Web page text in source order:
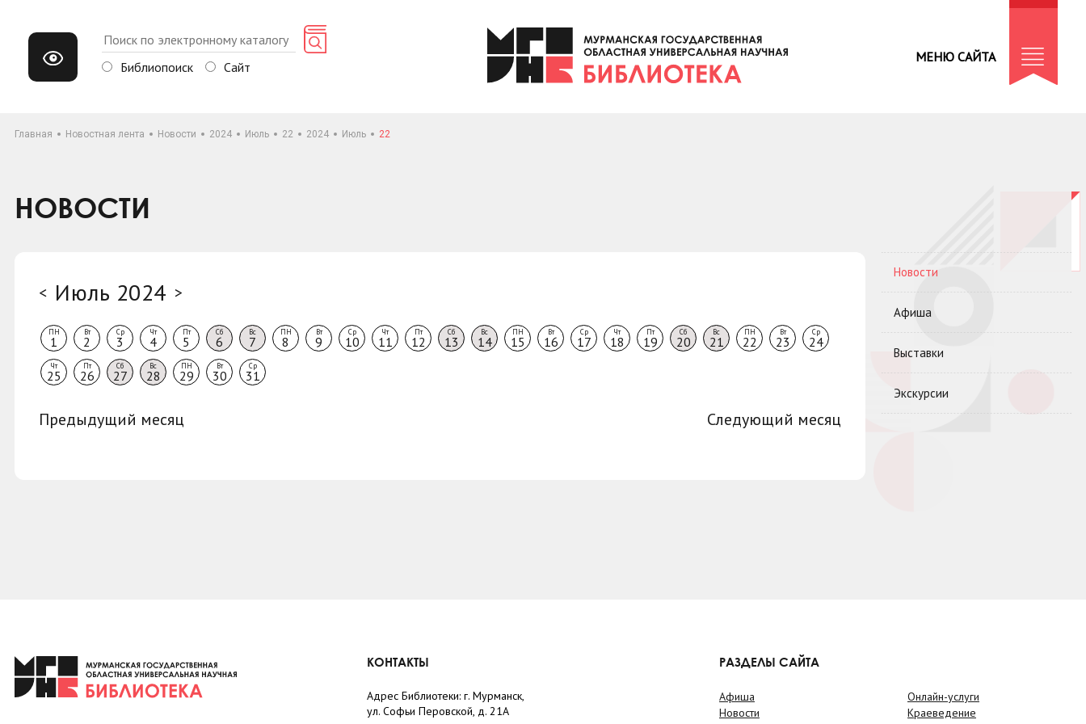
Библиопоиск Сайт
МЕНЮ САЙТА
Главная Новостная лента Новости 2024 Июль 22 2024 Июль 22
НОВОСТИ
< Июль 2024 >
ПН
1
Вт
2
Ср
3
Чт
4
Пт
5
Сб
6
Вс
7
ПН
8
Вт
9
Ср
10
Чт
11
Пт
12
Сб
13
Вс
14
ПН
15
Вт
16
Ср
17
Чт
18
Пт
19
Сб
20
Вс
21
ПН
22
Вт
23
Ср
24
Чт
25
Пт
26
Сб
27
Вс
28
ПН
29
Вт
30
Ср
31
Предыдущий месяц Следующий месяц
Новости
Афиша
Выставки
Экскурсии
КОНТАКТЫ
Адрес Библиотеки: г. Мурманск,
ул. Софьи Перовской, д. 21А
РАЗДЕЛЫ САЙТА
Афиша
Новости
Онлайн-услуги
Краеведение